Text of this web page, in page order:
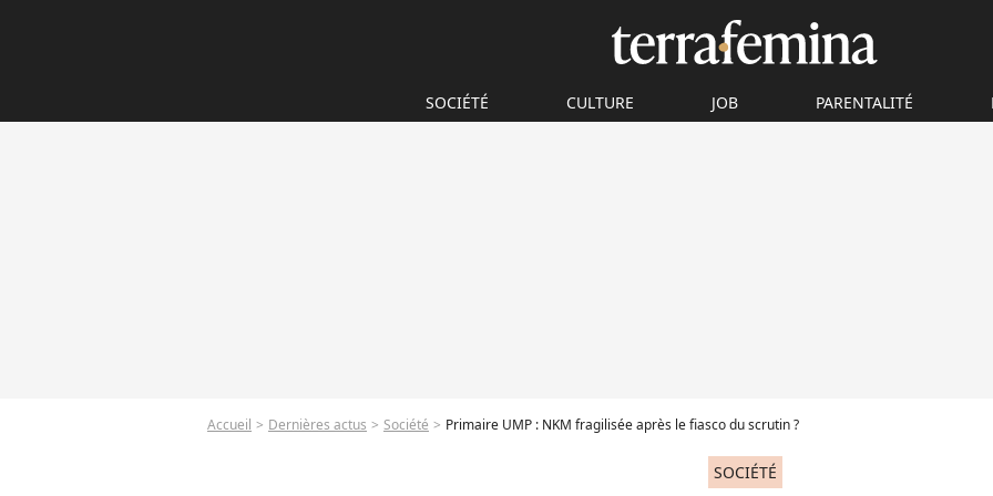
SOCIÉTÉ CULTURE JOB PARENTALITÉ
Accueil Dernières actus Société Primaire UMP : NKM fragilisée après le fiasco du scrutin ?
SOCIÉTÉ